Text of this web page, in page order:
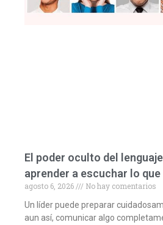
El poder oculto del
aprender a escuchar lo
agosto 6, 2026
No hay comentarios
Un líder puede preparar
aun así, comunicar algo